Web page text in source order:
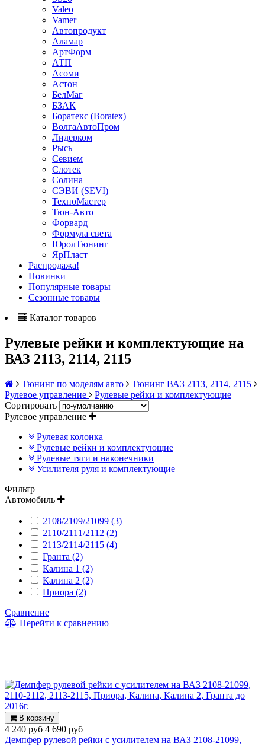
Valeo
Vamer
Автопродукт
Аламар
АртФорм
АТП
Асоми
Астон
БелМаг
БЗАК
Боратекс (Boratex)
ВолгаАвтоПром
Лидерком
Рысь
Севием
Слотек
Солина
СЭВИ (SEVI)
ТехноМастер
Тюн-Авто
Форвард
Формула света
ЮролТюнинг
ЯрПласт
Распродажа!
Новинки
Популярные товары
Сезонные товары
Каталог товаров
Рулевые рейки и комплектующие на
ВАЗ 2113, 2114, 2115
Тюнинг по моделям авто
Тюнинг ВАЗ 2113, 2114, 2115
Рулевое управление
Рулевые рейки и комплектующие
Сортировать
Рулевое управление
Рулевая колонка
Рулевые рейки и комплектующие
Рулевые тяги и наконечники
Усилителя руля и комплектующие
Фильтр
Автомобиль
2108/2109/21099 (3)
2110/2111/2112 (2)
2113/2114/2115 (4)
Гранта (2)
Калина 1 (2)
Калина 2 (2)
Приора (2)
Сравнение
Перейти к сравнению
В корзину
4 240 руб 4 690 руб
Демпфер рулевой рейки с усилителем на ВАЗ 2108-21099,